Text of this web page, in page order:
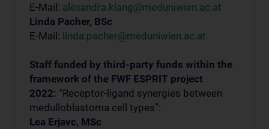
E-Mail: alexandra.klang@meduniwien.ac.at
Linda Pacher, BSc
E-Mail: linda.pacher@meduniwien.ac.at
Staff funded by third-party funds within the
framework of the FWF ESPRIT project
2022: “Receptor-ligand synergies between
medulloblastoma cell types”:
Lea Erjavc, MSc